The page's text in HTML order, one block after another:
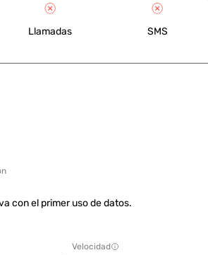
Llamadas SMS
con el primer uso de datos.
Velocidad